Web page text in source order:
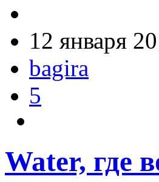
12 января
bagira
5
Water, где